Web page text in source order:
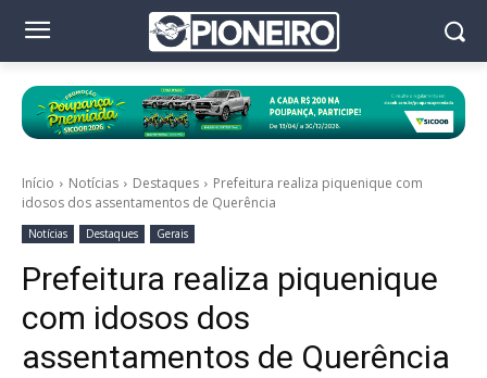
Início Notícias Destaques
Prefeitura realiza piquenique com
idosos dos assentamentos de Querência
Notícias Destaques Gerais
Prefeitura realiza piquenique
com idosos dos
assentamentos de Querência